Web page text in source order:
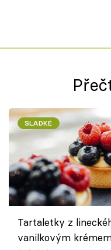
SLADKÉ
Tartaletky z
vanilkovým